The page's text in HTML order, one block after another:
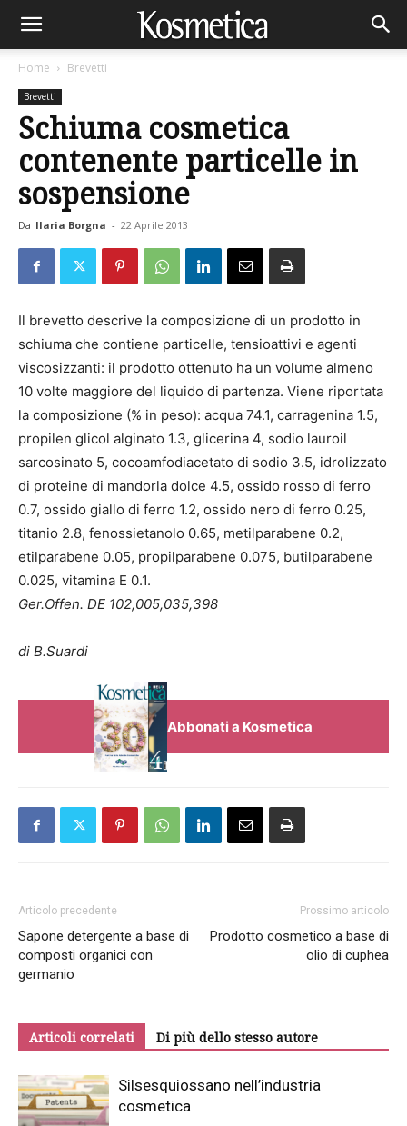
Home Brevetti
Brevetti
Schiuma cosmetica
contenente particelle in
sospensione
Da Ilaria Borgna - 22 Aprile 2013
Il brevetto descrive la composizione di un prodotto in
schiuma che contiene particelle, tensioattivi e agenti
viscosizzanti: il prodotto ottenuto ha un volume almeno
10 volte maggiore del liquido di partenza. Viene riportata
la composizione (% in peso): acqua 74.1, carragenina 1.5,
propilen glicol alginato 1.3, glicerina 4, sodio lauroil
sarcosinato 5, cocoamfodiacetato di sodio 3.5, idrolizzato
di proteine di mandorla dolce 4.5, ossido rosso di ferro
0.7, ossido giallo di ferro 1.2, ossido nero di ferro 0.25,
titanio 2.8, fenossietanolo 0.65, metilparabene 0.2,
etilparabene 0.05, propilparabene 0.075, butilparabene
0.025, vitamina E 0.1.
Ger.Offen. DE 102,005,035,398
di B.Suardi
Abbonati a Kosmetica
Articolo precedente
Sapone detergente a base di
composti organici con
germanio
Prossimo articolo
Prodotto cosmetico a base di
olio di cuphea
Articoli correlati Di più dello stesso autore
Silsesquiossano nell’industria
cosmetica